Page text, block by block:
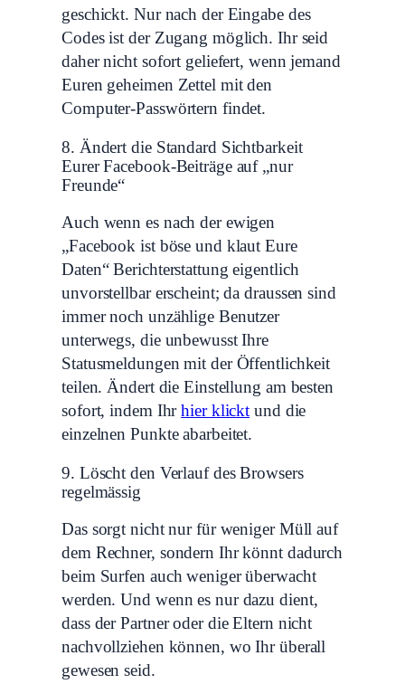
geschickt. Nur nach der Eingabe des
Codes ist der Zugang möglich. Ihr seid
daher nicht sofort geliefert, wenn jemand
Euren geheimen Zettel mit den
Computer-Passwörtern findet.
8. Ändert die Standard Sichtbarkeit
Eurer Facebook-Beiträge auf „nur
Freunde“
Auch wenn es nach der ewigen
„Facebook ist böse und klaut Eure
Daten“ Berichterstattung eigentlich
unvorstellbar erscheint; da draussen sind
immer noch unzählige Benutzer
unterwegs, die unbewusst Ihre
Statusmeldungen mit der Öffentlichkeit
teilen. Ändert die Einstellung am besten
sofort, indem Ihrhier klickt und die
einzelnen Punkte abarbeitet.
9. Löscht den Verlauf des Browsers
regelmässig
Das sorgt nicht nur für weniger Müll auf
dem Rechner, sondern Ihr könnt dadurch
beim Surfen auch weniger überwacht
werden. Und wenn es nur dazu dient,
dass der Partner oder die Eltern nicht
nachvollziehen können, wo Ihr überall
gewesen seid.